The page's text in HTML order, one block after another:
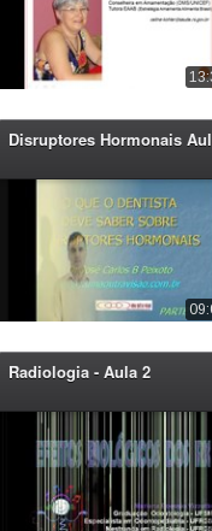
Disruptores Hormonais
Radiologia - Aula 2